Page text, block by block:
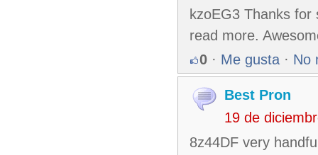
kzoEG3 Thanks
read more.
0 · Me gusta · No
Best Pron
19 de
8z44DF very